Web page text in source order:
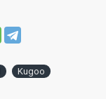
Kugoo